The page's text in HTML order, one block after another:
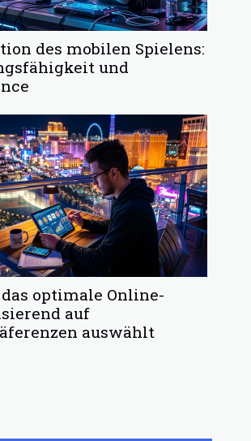
des mobilen Spielens:
und
optimale Online-
auf
auswählt